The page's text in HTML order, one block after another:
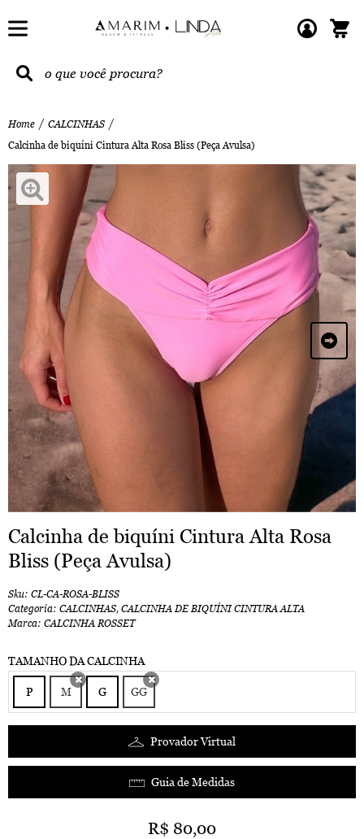
Home
CALCINHAS
Calcinha de biquíni Cintura Alta Rosa Bliss (Peça Avulsa)
Calcinha de biquíni Cintura Alta Rosa
Bliss (Peça Avulsa)
Sku: CL-CA-ROSA-BLISS
Categoria: CALCINHAS, CALCINHA DE BIQUÍNI CINTURA ALTA
Marca: CALCINHA ROSSET
TAMANHO DA CALCINHA
P Mx G GG
x
Provador Virtual
Guia de Medidas
R$ 80,00